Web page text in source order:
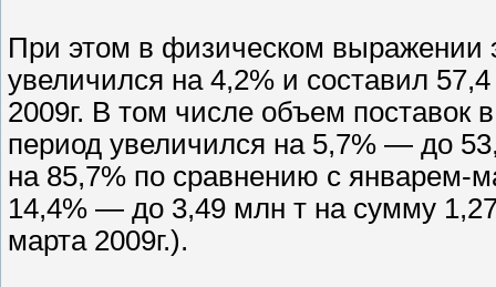
При этом в физическом выражении
увеличился на 4,2% и составил
2009г. В том числе объем поставок
период увеличился на 5,7% — до
на 85,7% по сравнению с январем-
14,4% — до 3,49 млн т на сумму
марта 2009г.).